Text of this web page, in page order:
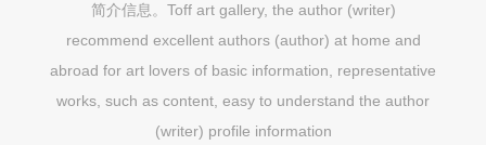
简介信息。Toff art gallery, the author (writer)
recommend excellent authors (author) at home and
abroad for art lovers of basic information, representative
works, such as content, easy to understand the author
(writer) profile information